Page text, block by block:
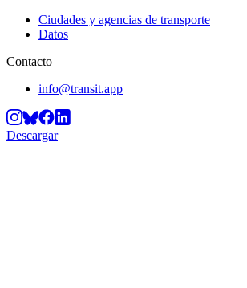
Ciudades y agencias de transporte
Datos
Contacto
info@transit.app
Descargar